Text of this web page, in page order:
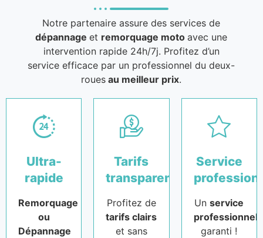
Notre partenaire assure des services de
dépannageet remorquage motoavec une
intervention rapide 24h/7j. Profitez d’un
service efficace par un professionnel du deux-
roues au meilleur prix.
Ultra-
rapide
Remorquage
ou
Dépannage
Tarifs
transparents
Profitez de
tarifs clairs
et sans
Service
Unservice
professionnel
garanti !